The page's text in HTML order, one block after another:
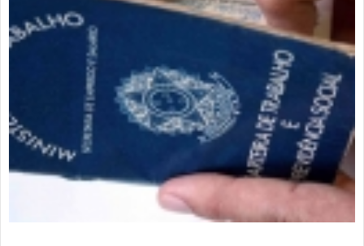
Dois motoristas com sinais de embriaguez se envolvem em
acidente no Setor Pausanes
Estagiário tenta atuar como advogado e acaba detido em
Rio Verde 178 anos: a cidade que cresceu mais rápido que
suas próprias respostas
Homem é detido por violência doméstica no Setor
Gameleira
Polícia Militar recupera bicicleta furtada e prende suspeito